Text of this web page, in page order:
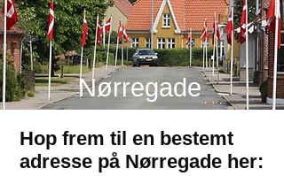
Nørregade
Hop frem til en bestemt
adresse på Nørregade her: